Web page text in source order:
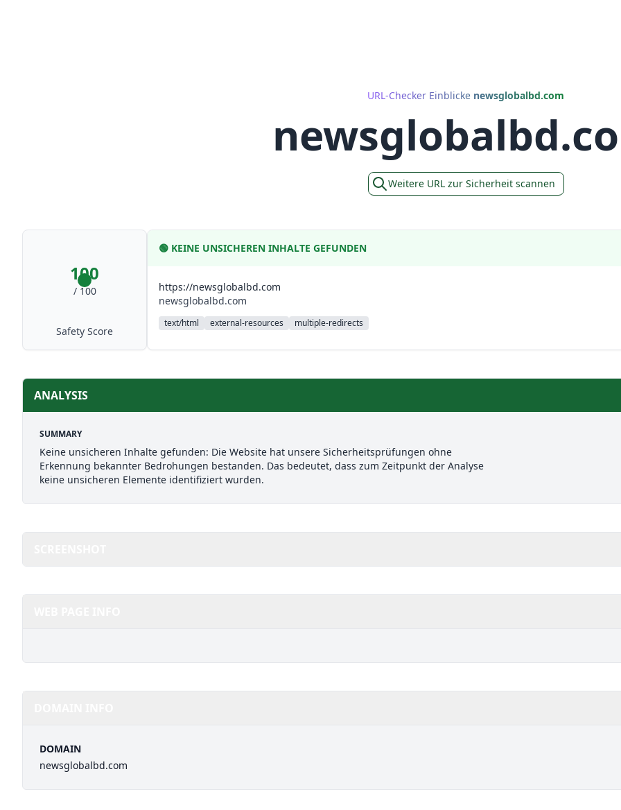
URL-Checker Einblicke newsglobalbd.com
Weitere URL zur Sicherheit scannen
100
/ 100
Safety Score
🟢 KEINE UNSICHEREN INHALTE GEFUNDEN
https://newsglobalbd.com
newsglobalbd.com
text/html external-resources multiple-redirects
ANALYSIS
SUMMARY
Keine unsicheren Inhalte gefunden: Die Website hat unsere Sicherheitsprüfungen ohne
Erkennung bekannter Bedrohungen bestanden. Das bedeutet, dass zum Zeitpunkt der Analyse
keine unsicheren Elemente identifiziert wurden.
DOMAIN
newsglobalbd.com